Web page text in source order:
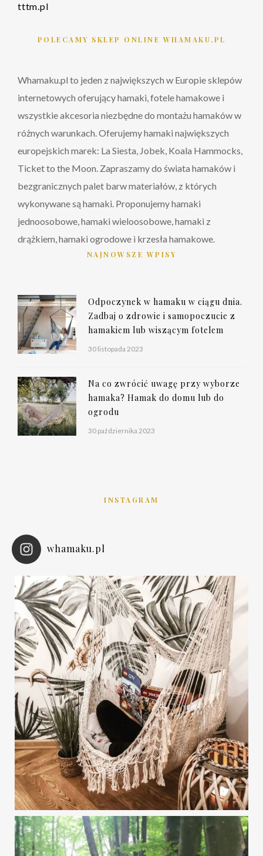
tttm.pl
POLECAMY SKLEP ONLINE WHAMAKU.PL
Whamaku.pl to jeden z największych w Europie sklepów
internetowych oferujący hamaki, fotele hamakowe i
wszystkie akcesoria niezbędne do montażu hamaków w
różnych warunkach. Oferujemy hamaki największych
europejskich marek: La Siesta, Jobek, Koala Hammocks,
Ticket to the Moon. Zapraszamy do świata hamaków i
bezgranicznych palet barw materiałów, z których
wykonywane są hamaki. Proponujemy hamaki
jednoosobowe, hamaki wieloosobowe, hamaki z
drążkiem, hamaki ogrodowe i krzesła hamakowe.
NAJNOWSZE WPISY
Odpoczynek w hamaku w ciągu dnia.
Zadbaj o zdrowie i samopoczucie z
hamakiem lub wiszącym fotelem
30 listopada 2023
Na co zwrócić uwagę przy wyborze
hamaka? Hamak do domu lub do
ogrodu
30 października 2023
INSTAGRAM
whamaku.pl